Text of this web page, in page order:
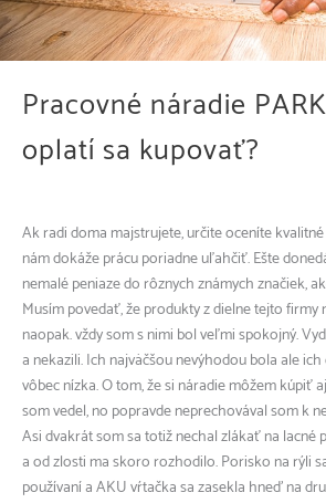
Pracovné náradie
oplatí sa kupovať?
Ak radi doma majstrujete, určite oceníte
nám dokáže prácu poriadne uľahčiť. Ešte
nemalé peniaze do rôznych známych značiek,
Musím povedať, že produkty z dielne tejto firmy
naopak. vždy som s nimi bol veľmi spokojný.
a nekazili. Ich najväčšou nevýhodou bola ale
vôbec nízka. O tom, že si náradie môžem kúpiť
som vedel, no popravde neprechovával som k
Asi dvakrát som sa totiž nechal zlákať na lacné
a od zlosti ma skoro rozhodilo. Porisko na rýli
používaní a AKU vŕtačka sa zasekla hneď na